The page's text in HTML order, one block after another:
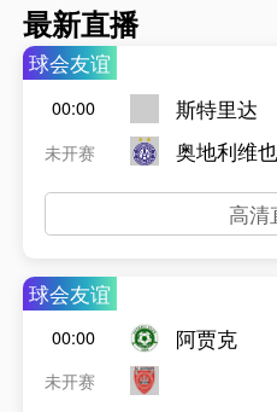
最新直播
球会友谊
00:00
未开赛
斯特里达
奥地利维
高清
球会友谊
00:00
未开赛
阿贾克